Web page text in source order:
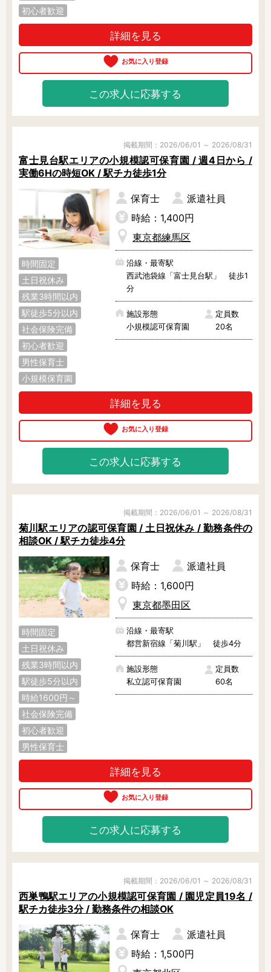
初心者歓迎
詳細を見る
この求人に応募する
掲載期間：2026/06/01 ～ 2026/08/31
富士見台駅エリアの小規模認可保育園 / 週4日から /
実働6Hの時短OK / 駅チカ徒歩1分
時間固定
土日祝休み
残業3時間以内
駅徒歩5分以内
社会保険完備
初心者歓迎
男性保育士
小規模保育園
保育士
派遣社員
時給：1,400円
東京都練馬区
沿線・最寄駅
西武池袋線「富士見台駅」 徒歩1
分
施設形態
小規模認可保育園
定員数
20名
詳細を見る
この求人に応募する
掲載期間：2026/06/01 ～ 2026/08/31
菊川駅エリアの認可保育園 / 土日祝休み / 勤務条件の
相談OK / 駅チカ徒歩4分
時間固定
土日祝休み
残業3時間以内
駅徒歩5分以内
時給1600円～
社会保険完備
初心者歓迎
男性保育士
保育士
派遣社員
時給：1,600円
東京都墨田区
沿線・最寄駅
都営新宿線「菊川駅」 徒歩4分
施設形態
私立認可保育園
定員数
60名
詳細を見る
この求人に応募する
掲載期間：2026/06/01 ～ 2026/08/31
西巣鴨駅エリアの小規模認可保育園 / 園児定員19名 /
駅チカ徒歩3分 / 勤務条件の相談OK
保育士
派遣社員
時給：1,500円